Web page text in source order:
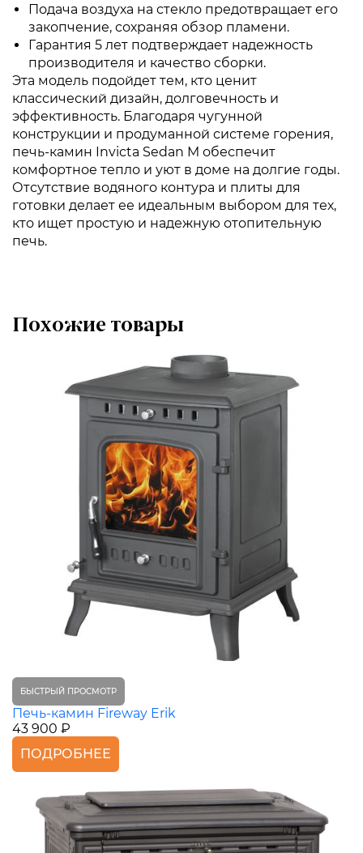
Подача воздуха на стекло предотвращает его
закопчение, сохраняя обзор пламени.
Гарантия 5 лет подтверждает надежность
производителя и качество сборки.
Эта модель подойдет тем, кто ценит
классический дизайн, долговечность и
эффективность. Благодаря чугунной
конструкции и продуманной системе горения,
печь-камин Invicta Sedan M обеспечит
комфортное тепло и уют в доме на долгие годы.
Отсутствие водяного контура и плиты для
готовки делает ее идеальным выбором для тех,
кто ищет простую и надежную отопительную
печь.
Похожие товары
БЫСТРЫЙ ПРОСМОТР
Печь-камин Fireway Erik
43 900 ₽
ПОДРОБНЕЕ